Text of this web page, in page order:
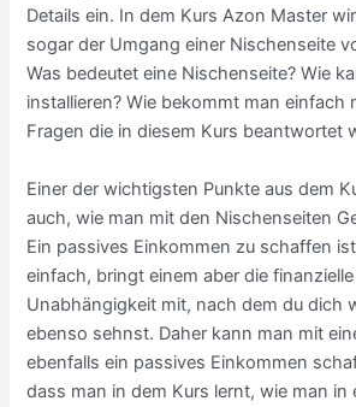
Details ein. In dem Kurs Azon Master
sogar der Umgang einer Nischenseite
Was bedeutet eine Nischenseite? Wie
installieren? Wie bekommt man einfach
Fragen die in diesem Kurs beantwortet
Einer der wichtigsten Punkte aus dem
auch, wie man mit den Nischenseiten
Ein passives Einkommen zu schaffen
einfach, bringt einem aber die
Unabhängigkeit mit, nach dem du dich
ebenso sehnst. Daher kann man mit
ebenfalls ein passives Einkommen
dass man in dem Kurs lernt, wie man in